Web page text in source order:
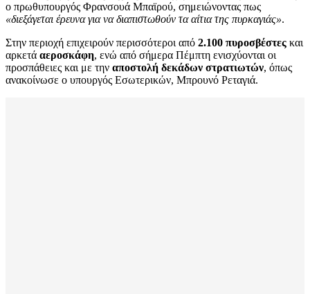
ο πρωθυπουργός Φρανσουά Μπαϊρού, σημειώνοντας πως
«διεξάγεται έρευνα για να διαπιστωθούν τα αίτια της πυρκαγιάς».
Στην περιοχή επιχειρούν περισσότεροι από 2.100 πυροσβέστες και
αρκετά αεροσκάφη, ενώ από σήμερα Πέμπτη ενισχύονται οι
προσπάθειες και με την αποστολή δεκάδων στρατιωτών, όπως
ανακοίνωσε ο υπουργός Εσωτερικών, Μπρουνό Ρεταγιά.